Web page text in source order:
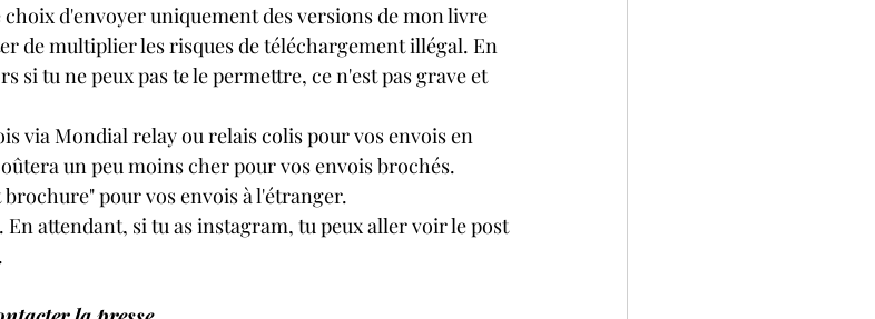
choix d'envoyer uniquement des versions de mon livre
de multiplier les risques de téléchargement illégal. En
si tu ne peux pas te le permettre, ce n'est pas grave et
via Mondial relay ou relais colis pour vos envois en
un peu moins cher pour vos envois brochés.
brochure" pour vos envois à l'étranger.
attendant, si tu as instagram, tu peux aller voir le post